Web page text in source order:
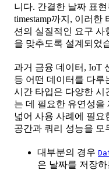
니다. 간결한 날짜 표
timestamp까지, 이러한
션의 실질적인 요구 사
을 맞추도록 설계되었
과거 금융 데이터, IoT
등 어떤 데이터를 다루
시간 타입은 다양한 시
는 데 필요한 유연성을
넓어 사용 사례에 필요
공간과 쿼리 성능을 모
대부분의 경우
은 날짜를 저장